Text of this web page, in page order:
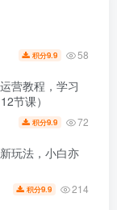
积分9.9 58
营教程，学习
节课）
积分9.9 72
玩法，小白亦
积分9.9 214